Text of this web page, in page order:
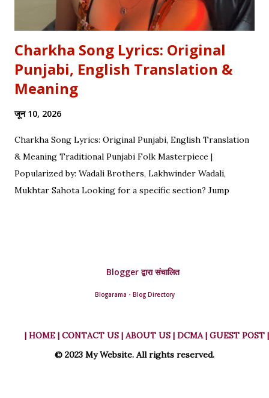
Charkha Song Lyrics: Original
Punjabi, English Translation &
Meaning
जून 10, 2026
Charkha Song Lyrics: Original Punjabi, English Translation
& Meaning Traditional Punjabi Folk Masterpiece |
Popularized by: Wadali Brothers, Lakhwinder Wadali,
Mukhtar Sahota Looking for a specific section? Jump
vekhan nu, Chuk charkha gali de vich paanwan, Ve loka
paane main katdi, Tand teriyan yaadan de paanwan. Charkhe
rahe saure peke, Mainu tere pain pulekhe. Ve hoon mainu
das mahiya, Tere baaju kidhar main jaayan. Ho eid aayi, mera
Blogger द्वारा संचालित
Blogarama - Blog Directory
| HOME | CONTACT US |ABOUT US | DCMA | GUEST POST |
© 2023 My Website. All rights reserved.